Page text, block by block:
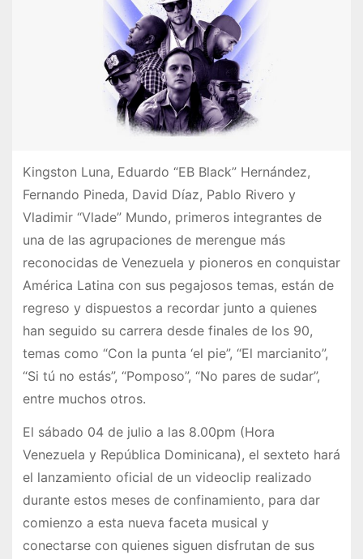
Kingston Luna, Eduardo “EB Black” Hernández,
Fernando Pineda, David Díaz, Pablo Rivero y
Vladimir “Vlade” Mundo, primeros integrantes de
una de las agrupaciones de merengue más
reconocidas de Venezuela y pioneros en conquistar
América Latina con sus pegajosos temas, están de
regreso y dispuestos a recordar junto a quienes
han seguido su carrera desde finales de los 90,
temas como “Con la punta ‘el pie”, “El marcianito”,
“Si tú no estás”, “Pomposo”, “No pares de sudar”,
entre muchos otros.
El sábado 04 de julio a las 8.00pm (Hora
Venezuela y República Dominicana), el sexteto hará
el lanzamiento oficial de un videoclip realizado
durante estos meses de confinamiento, para dar
comienzo a esta nueva faceta musical y
conectarse con quienes siguen disfrutan de sus